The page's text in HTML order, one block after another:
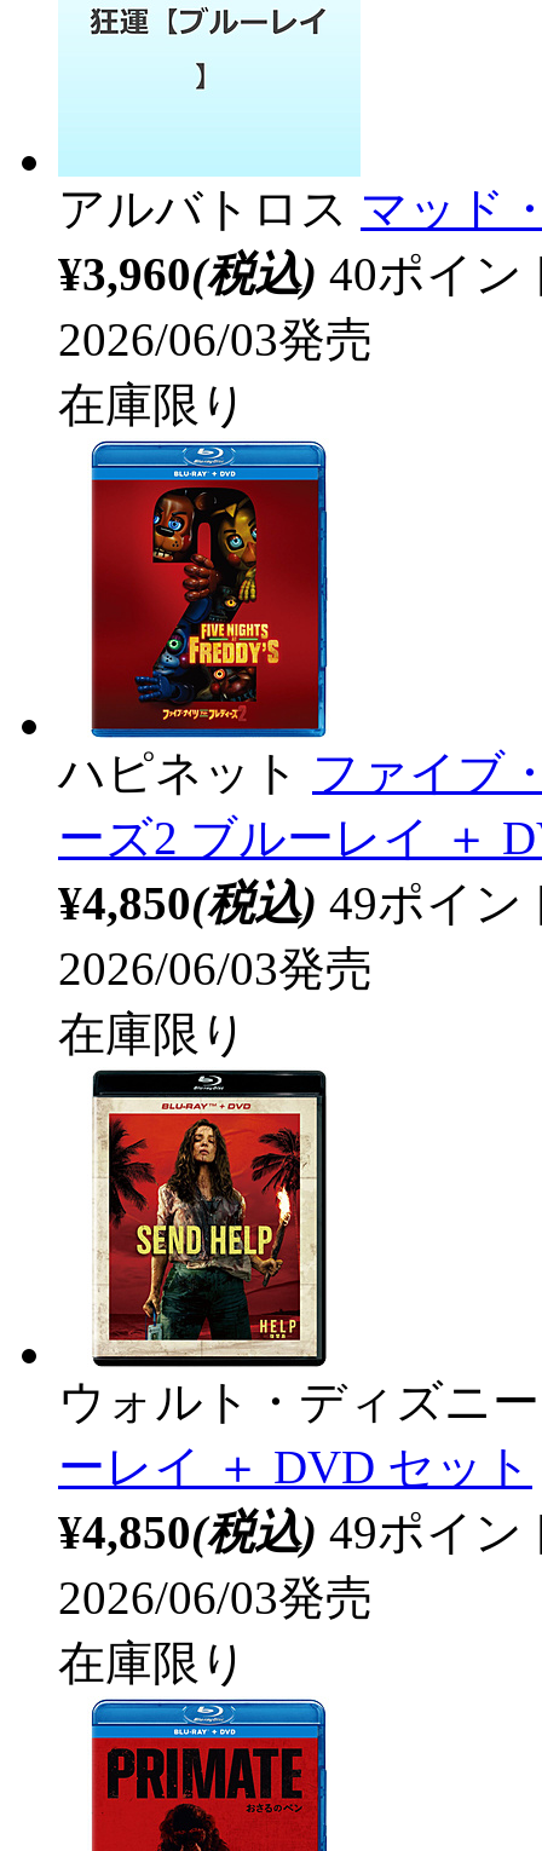
アルバトロス マッド
¥3,960(税込) 40ポイ
2026/06/03発売
在庫限り
ハピネット ファイブ
ーズ2 ブルーレイ ＋
¥4,850(税込) 49ポイ
2026/06/03発売
在庫限り
ウォルト・ディズニ
ーレイ ＋ DVD セット
¥4,850(税込) 49ポイ
2026/06/03発売
在庫限り